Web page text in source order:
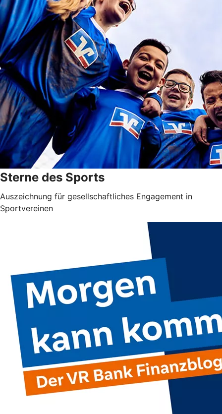
Sterne des Sports
Auszeichnung für gesellschaft­liches Engagement in
Sportvereinen